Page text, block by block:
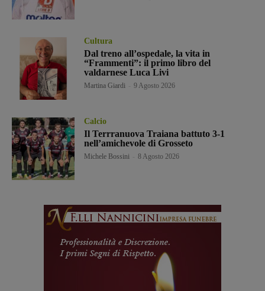
Cultura
Dal treno all’ospedale, la vita in
“Frammenti”: il primo libro del
valdarnese Luca Livi
Martina Giardi 9 Agosto 2026
Calcio
Il Terrranuova Traiana battuto 3-1
nell’amichevole di Grosseto
Michele Bossini 8 Agosto 2026